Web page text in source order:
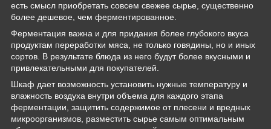
есть смысл приобретать совсем свежее сырье, существенно
более дешевое, чем ферментированное.
Ферментация важна и для придания более глубокого вкуса
продуктам переработки мяса, не только говядины, но и иных
сортов. В результате блюда из него будут более вкусными и
привлекательными для покупателей.
Шкаф дает возможность установить нужные температуру и
влажность воздуха внутри объема для каждого этапа
ферментации, защитить содержимое от плесени и вредных
микроорганизмов, разместить сырье самым оптимальным